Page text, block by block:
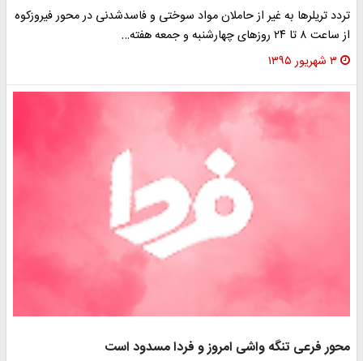
تردد‌ تریلرها به غیر از حاملان مواد سوختی و فاسدشدنی در محور فیروزکوه
از ساعت ۸ تا ۲۴ روز‌های چهارشنبه و جمعه هفته…
۳ شهریور ۱۳۹۵
محور فرعی تنگه واشی امروز و فردا مسدود است